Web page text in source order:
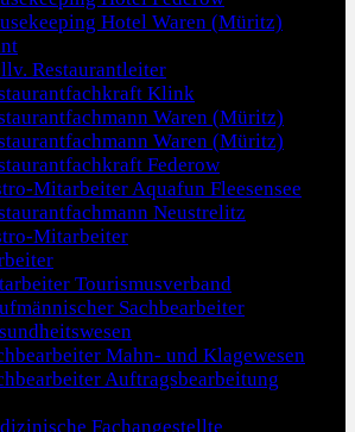
Hotel Waren (Müritz)
Restaurantleiter
Klink
Waren (Müritz)
Waren (Müritz)
Federow
Mitarbeiter Aquafun Fleesensee
Neustrelitz
Mitarbeiter
Tourismusverband
Sachbearbeiter
Mahn- und Klagewesen
Auftragsbearbeitung
Fachangestellte